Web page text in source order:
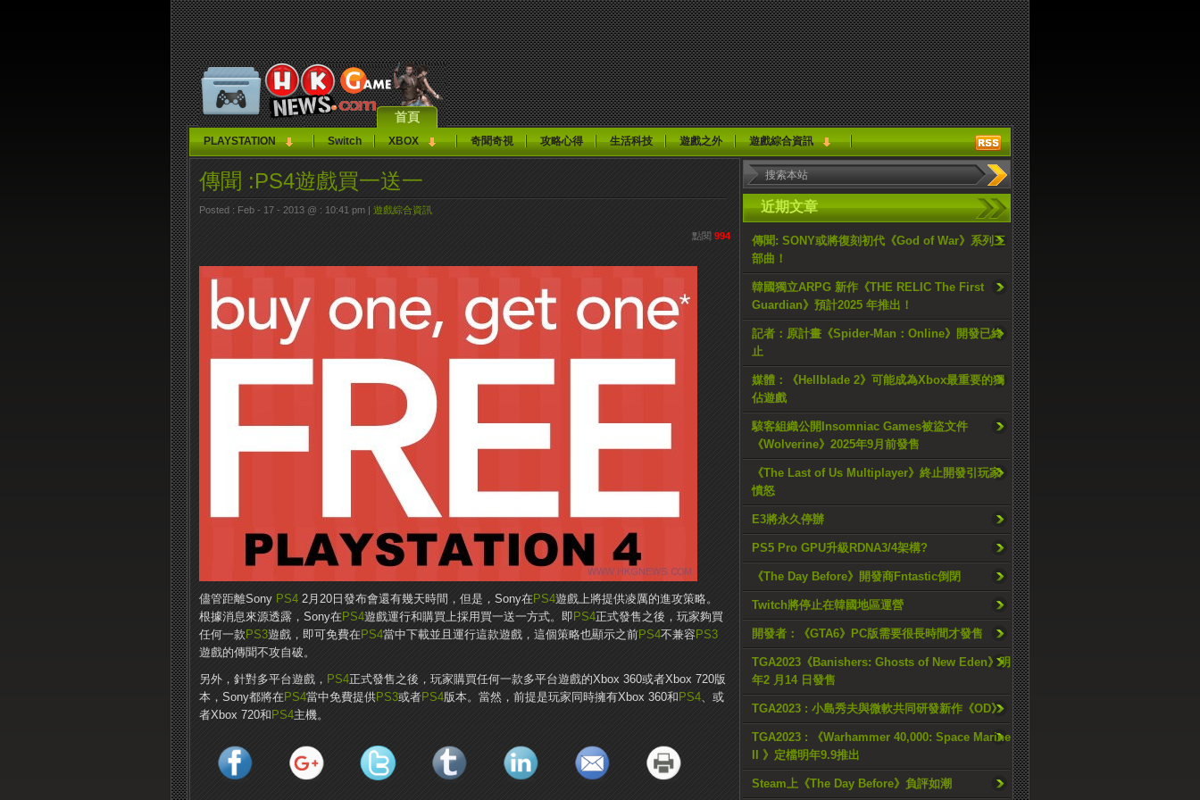
首頁
PLAYSTATION Switch XBOX 奇聞奇視 攻略心得 生活科技 遊戲之外 遊戲綜合資訊
近期文章
傳聞: SONY或將復刻初代《God of War》系列三
部曲！
韓國獨立ARPG 新作《THE RELIC The First
Guardian》預計2025 年推出！
記者：原計畫《Spider-Man：Online》開發已終
止
媒體：《Hellblade 2》可能成為Xbox最重要的獨
佔遊戲
駭客組織公開Insomniac Games被盜文件
《Wolverine》2025年9月前發售
《The Last of Us Multiplayer》終止開發引玩家
憤怒
E3將永久停辦
PS5 Pro GPU升級RDNA3/4架構?
《The Day Before》開發商Fntastic倒閉
Twitch將停止在韓國地區運營
開發者：《GTA6》PC版需要很長時間才發售
TGA2023《Banishers: Ghosts of New Eden》明
年2 月14 日發售
TGA2023 : 小島秀夫與微軟共同研發新作《OD》
TGA2023 : 《Warhammer 40,000: Space Marine
II 》定檔明年9.9推出
Steam上《The Day Before》負評如潮
傳聞 :PS4遊戲買一送一
Posted : Feb - 17 - 2013 @ : 10:41 pm | 遊戲綜合資訊
點閱 994
儘管距離Sony PS4 2月20日發布會還有幾天時間，但是，Sony在PS4遊戲上將提供凌厲的進攻策略。
根據消息來源透露，Sony在PS4遊戲運行和購買上採用買一送一方式。即 PS4正式發售之後，玩家夠買
任何一款 PS3遊戲，即可免費在PS4當中下載並且運行這款遊戲，這個策略也顯示之前PS4不兼容 PS3
遊戲的傳聞不攻自破。
另外，針對多平台遊戲， PS4正式發售之後，玩家購買任何一款多平台遊戲的Xbox 360或者Xbox 720版
本，Sony都將在PS4當中免費提供PS3或者PS4版本。當然，前提是玩家同時擁有Xbox 360和 PS4、或
者Xbox 720和 PS4主機。